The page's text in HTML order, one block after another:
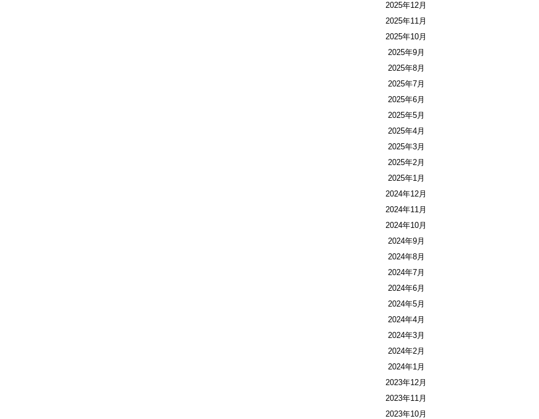
2025年12月
2025年11月
2025年10月
2025年9月
2025年8月
2025年7月
2025年6月
2025年5月
2025年4月
2025年3月
2025年2月
2025年1月
2024年12月
2024年11月
2024年10月
2024年9月
2024年8月
2024年7月
2024年6月
2024年5月
2024年4月
2024年3月
2024年2月
2024年1月
2023年12月
2023年11月
2023年10月